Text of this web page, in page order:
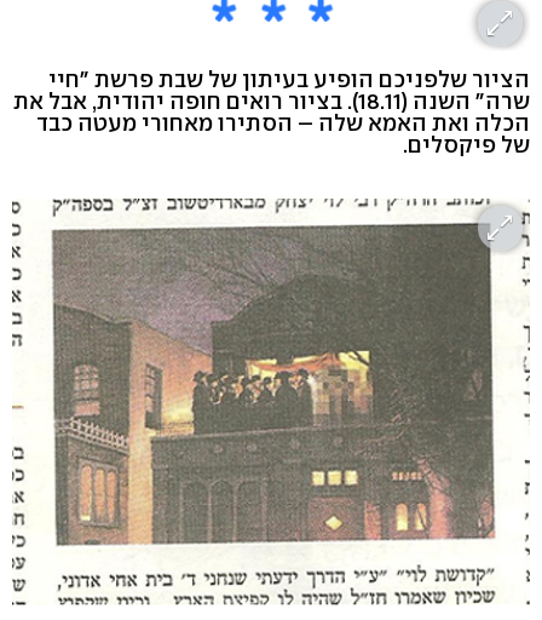
הציור שלפניכם הופיע בעיתון של שבת פרשת "חיי
שרה" השנה (18.11). בציור רואים חופה יהודית, אבל את
הכלה ואת האמא שלה – הסתירו מאחורי מעטה כבד
של פיקסלים.